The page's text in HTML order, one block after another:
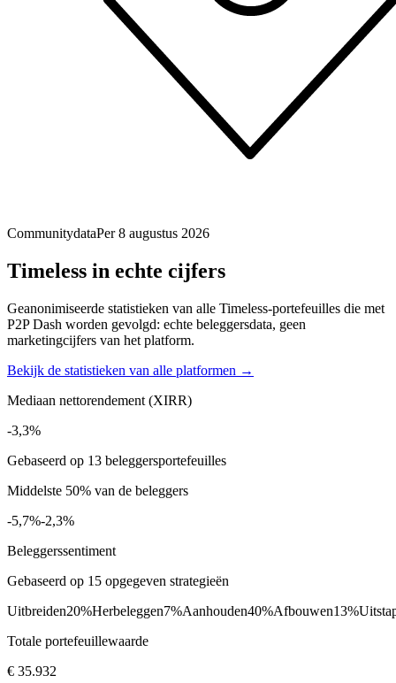
CommunitydataPer 8 augustus 2026
Timeless in echte cijfers
Geanonimiseerde statistieken van alle Timeless-portefeuilles die met
P2P Dash worden gevolgd: echte beleggersdata, geen
marketingcijfers van het platform.
Bekijk de statistieken van alle platformen →
Mediaan nettorendement (XIRR)
-3,3%
Gebaseerd op 13 beleggersportefeuilles
Middelste 50% van de beleggers
-5,7%-2,3%
Beleggerssentiment
Gebaseerd op 15 opgegeven strategieën
Uitbreiden20%Herbeleggen7%Aanhouden40%Afbouwen13%
Totale portefeuillewaarde
€ 35.932